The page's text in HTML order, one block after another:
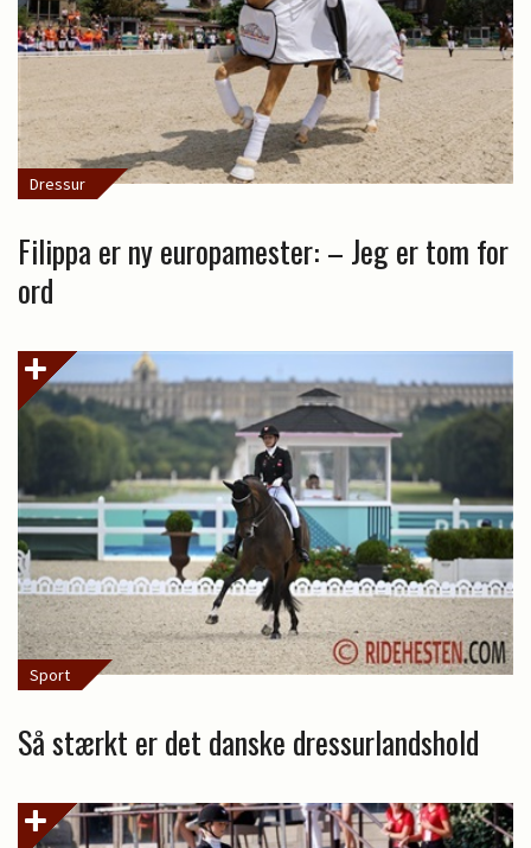
Dressur
Filippa er ny europamester: – Jeg er tom for
ord
Sport
Så stærkt er det danske dressurlandshold